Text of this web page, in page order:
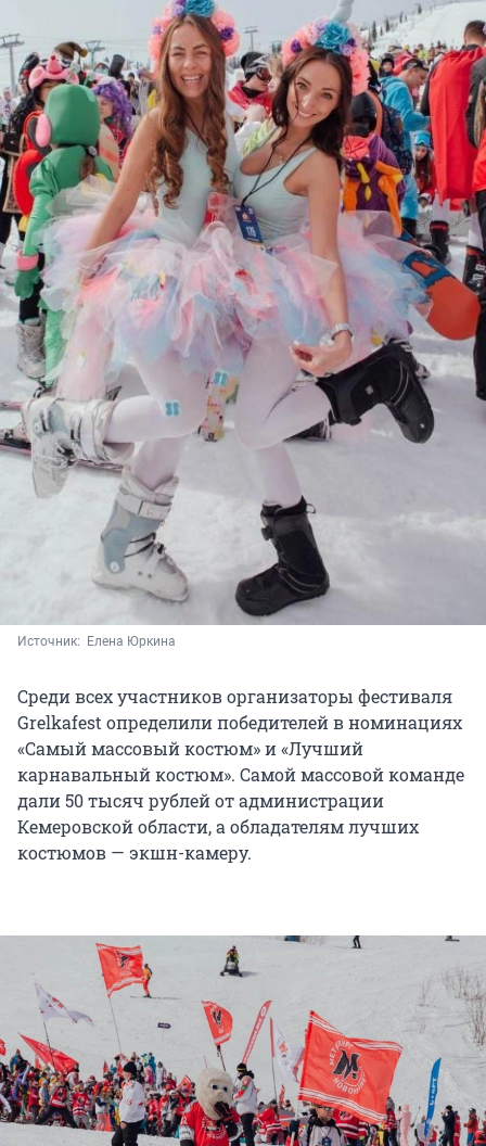
Источник: Елена Юркина
Среди всех участников организаторы фестиваля
Grelkafest определили победителей в номинациях
«Самый массовый костюм» и «Лучший
карнавальный костюм». Самой массовой команде
дали 50 тысяч рублей от администрации
Кемеровской области, а обладателям лучших
костюмов — экшн-камеру.